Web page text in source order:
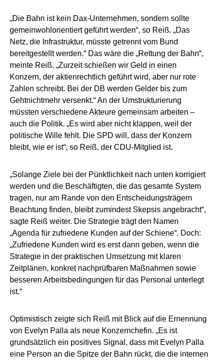
„Die Bahn ist kein Dax-Unternehmen, sondern sollte
gemeinwohlorientiert geführt werden“, so Reiß. „Das
Netz, die Infrastruktur, müsste getrennt vom Bund
bereitgestellt werden.“ Das wäre die „Rettung der Bahn“,
meinte Reiß. „Zurzeit schießen wir Geld in einen
Konzern, der aktienrechtlich geführt wird, aber nur rote
Zahlen schreibt. Bei der DB werden Gelder bis zum
Gehtnichtmehr versenkt.“ An der Umstrukturierung
müssten verschiedene Akteure gemeinsam arbeiten –
auch die Politik. „Es wird aber nicht klappen, weil der
politische Wille fehlt. Die SPD will, dass der Konzern
bleibt, wie er ist“, so Reiß, der CDU-Mitglied ist.
„Solange Ziele bei der Pünktlichkeit nach unten korrigiert
werden und die Beschäftigten, die das gesamte System
tragen, nur am Rande von den Entscheidungsträgern
Beachtung finden, bleibt zumindest Skepsis angebracht“,
sagte Reiß weiter. Die Strategie trägt den Namen
„Agenda für zufriedene Kunden auf der Schiene“. Doch:
„Zufriedene Kunden wird es erst dann geben, wenn die
Strategie in der praktischen Umsetzung mit klaren
Zeitplänen, konkret nachprüfbaren Maßnahmen sowie
besseren Arbeitsbedingungen für das Personal unterlegt
ist.“
Optimistisch zeigte sich Reiß mit Blick auf die Ernennung
von Evelyn Palla als neue Konzernchefin. „Es ist
grundsätzlich ein positives Signal, dass mit Evelyn Palla
eine Person an die Spitze der Bahn rückt, die die internen